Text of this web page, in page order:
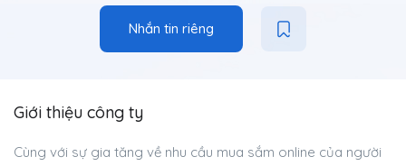
Nhắn tin riêng
Giới thiệu công ty
Cùng với sự gia tăng về nhu cầu mua sắm online của người